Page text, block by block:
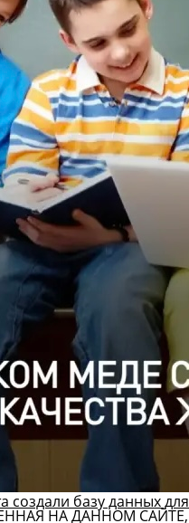
создали базу данных
НА ДАННОМ